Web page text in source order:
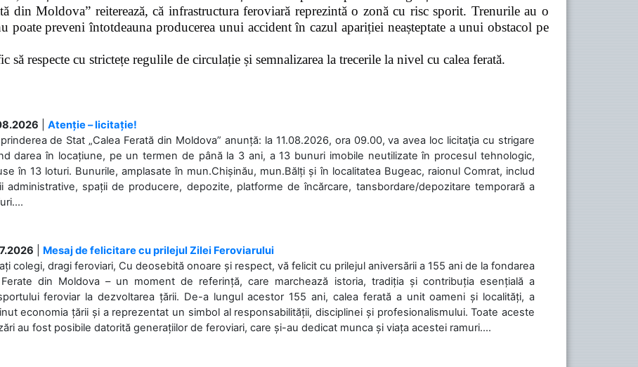
din Moldova” reiterează, că infrastructura feroviară reprezintă o zonă cu risc sporit. Trenurile au o
poate preveni întotdeauna producerea unui accident în cazul apariției neașteptate a unui obstacol pe
respecte cu strictețe regulile de circulație și semnalizarea la trecerile la nivel cu calea ferată.
Atenție – licitație!
de Stat „Calea Ferată din Moldova” anunță: la 11.08.2026, ora 09.00, va avea loc licitaţia cu strigare
darea în locațiune, pe un termen de până la 3 ani, a 13 bunuri imobile neutilizate în procesul tehnologic,
în 13 loturi. Bunurile, amplasate în mun.Chișinău, mun.Bălți și în localitatea Bugeac, raionul Comrat, includ
administrative, spații de producere, depozite, platforme de încărcare, tansbordare/depozitare temporară a
Mesaj de felicitare cu prilejul Zilei Feroviarului
colegi, dragi feroviari, Cu deosebită onoare și respect, vă felicit cu prilejul aniversării a 155 ani de la fondarea
Ferate din Moldova – un moment de referință, care marchează istoria, tradiția și contribuția esențială a
feroviar la dezvoltarea țării. De-a lungul acestor 155 ani, calea ferată a unit oameni și localități, a
economia țării și a reprezentat un simbol al responsabilității, disciplinei și profesionalismului. Toate aceste
au fost posibile datorită generațiilor de feroviari, care și-au dedicat munca și viața acestei ramuri....